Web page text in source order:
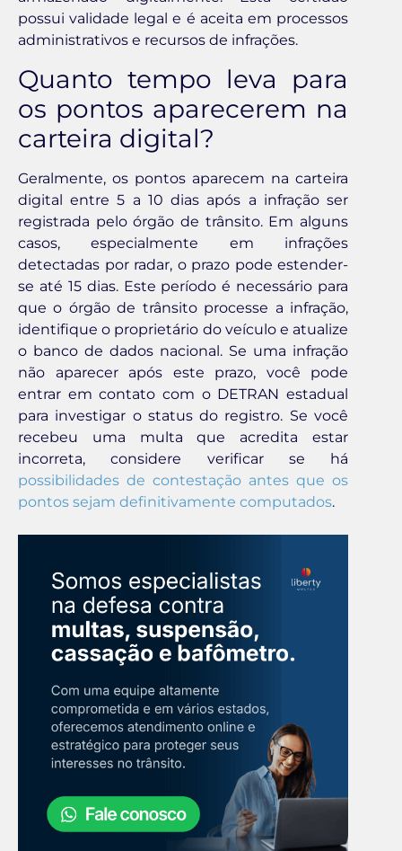
possui validade legal e é aceita em processos
administrativos e recursos de infrações.
Quanto tempo leva para
os pontos aparecerem na
carteira digital?
Geralmente, os pontos aparecem na carteira
digital entre 5 a 10 dias após a infração ser
registrada pelo órgão de trânsito. Em alguns
casos, especialmente em infrações
detectadas por radar, o prazo pode estender-
se até 15 dias. Este período é necessário para
que o órgão de trânsito processe a infração,
identifique o proprietário do veículo e atualize
o banco de dados nacional. Se uma infração
não aparecer após este prazo, você pode
entrar em contato com o DETRAN estadual
para investigar o status do registro. Se você
recebeu uma multa que acredita estar
incorreta, considere verificar se há
possibilidades de contestação antes que os
pontos sejam definitivamente computados.